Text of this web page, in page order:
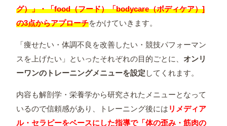
グ）」・「food（フード）「bodycare（ボディケア）]
の3点からアプローチをかけていきます。
「痩せたい・体調不良を改善したい・競技パフォーマン
スを上げたい」といったそれぞれの目的ごとに、 オンリ
ーワンのトレーニングメニューを設定 してくれます。
内容も解剖学・栄養学から研究されたメニューとなって
いるので信頼感があり、トレーニング後には リメディア
ル・セラピーをベースにした指導で「体の歪み・筋肉の